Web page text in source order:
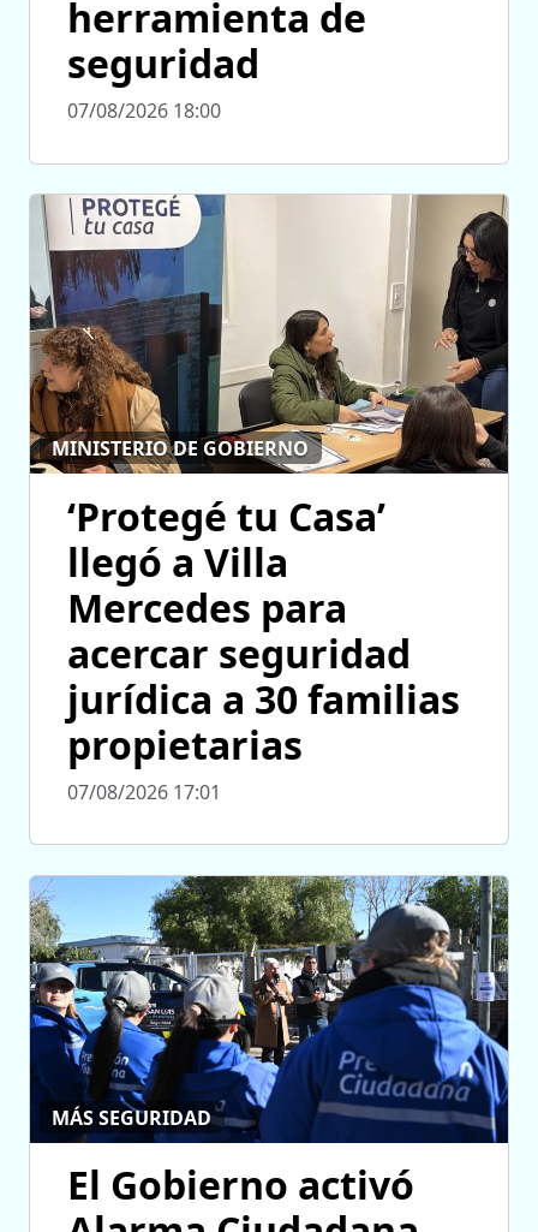
herramienta de
seguridad
07/08/2026 18:00
MINISTERIO DE GOBIERNO
‘Protegé tu Casa’
llegó a Villa
Mercedes para
acercar seguridad
jurídica a 30 familias
propietarias
07/08/2026 17:01
MÁS SEGURIDAD
El Gobierno activó